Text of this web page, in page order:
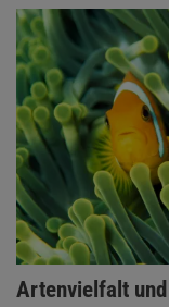
Artenvielfalt